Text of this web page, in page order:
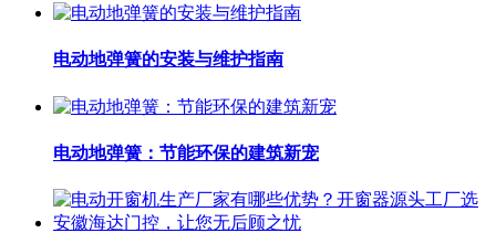
电动地弹簧的安装与维护指南
电动地弹簧：节能环保的建筑新宠